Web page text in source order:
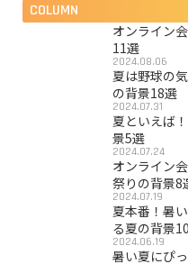
COLUMN
オンライン
11選
2024.08.06
夏は野球の
の背景18選
2024.07.31
夏といえば
景5選
2024.07.24
オンライン
祭りの背景8
2024.07.19
夏本番！暑
る夏の背景
2024.06.19
暑い夏にぴ